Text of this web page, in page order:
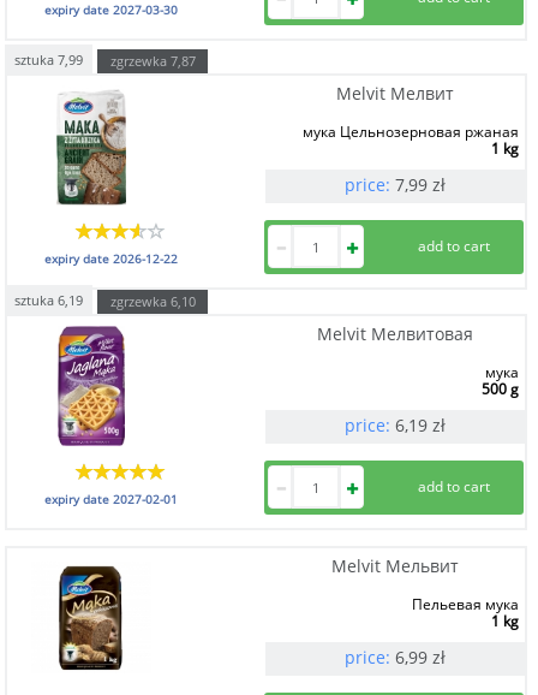
expiry date 2027-03-30
sztuka 7,99 zgrzewka 7,87
Melvit Мелвит
мука Цельнозерновая ржаная
1 kg
price: 7,99 zł
expiry date 2026-12-22
sztuka 6,19 zgrzewka 6,10
Melvit Мелвитовая
мука
500 g
price: 6,19 zł
expiry date 2027-02-01
Melvit Мельвит
Пельевая мука
1 kg
price: 6,99 zł